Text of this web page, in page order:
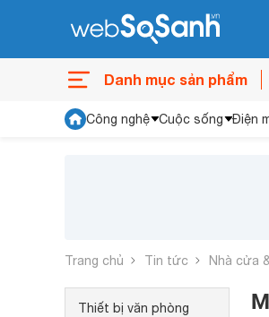
Danh mục sản phẩm
Công nghệ Cuộc sống Điện
Trang chủ Tin tức Nhà cửa
Thiết bị văn phòng